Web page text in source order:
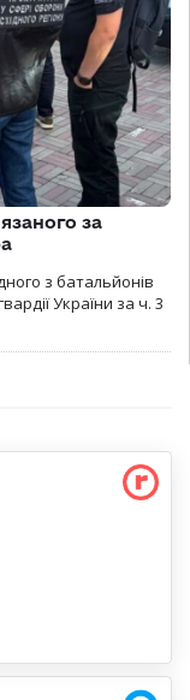
за
з батальйонів
України за ч. 3